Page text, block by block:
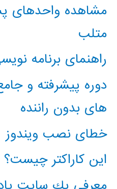
مشاهده واحدهای
متلب
راهنمای برنامه
دوره پیشرفته و
های بدون راننده
خطای نصب ویندوز
این کاراکتر چیست؟ 65279